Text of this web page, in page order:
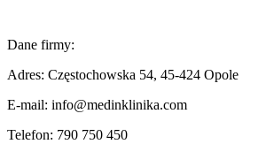
Dane firmy:
Adres: Częstochowska 54, 45-424 Opole
E-mail: info@medinklinika.com
Telefon: 790 750 450